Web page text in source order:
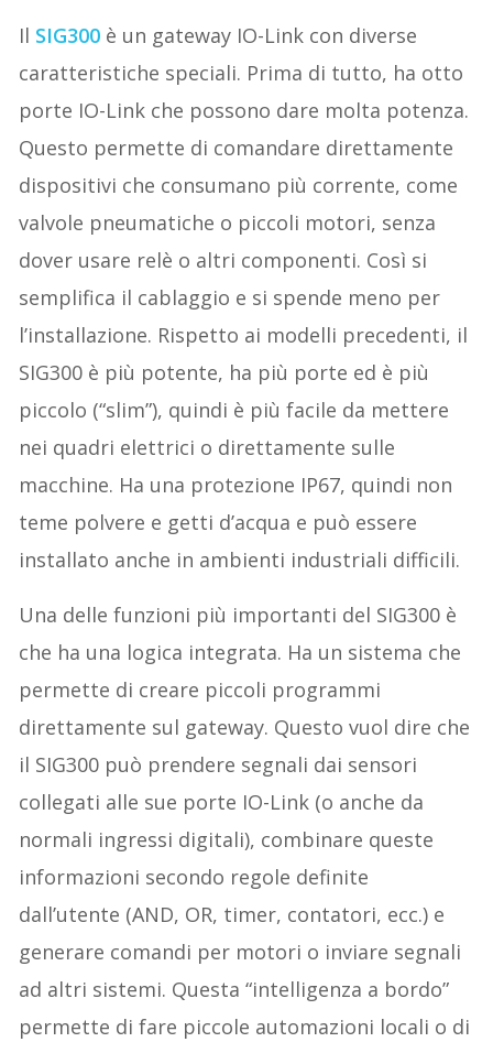
Il SIG300 è un gateway IO-Link con diverse
caratteristiche speciali. Prima di tutto, ha otto
porte IO-Link che possono dare molta potenza.
Questo permette di comandare direttamente
dispositivi che consumano più corrente, come
valvole pneumatiche o piccoli motori, senza
dover usare relè o altri componenti. Così si
semplifica il cablaggio e si spende meno per
l’installazione. Rispetto ai modelli precedenti, il
SIG300 è più potente, ha più porte ed è più
piccolo (“slim”), quindi è più facile da mettere
nei quadri elettrici o direttamente sulle
macchine. Ha una protezione IP67, quindi non
teme polvere e getti d’acqua e può essere
installato anche in ambienti industriali difficili.
Una delle funzioni più importanti del SIG300 è
che ha una logica integrata. Ha un sistema che
permette di creare piccoli programmi
direttamente sul gateway. Questo vuol dire che
il SIG300 può prendere segnali dai sensori
collegati alle sue porte IO-Link (o anche da
normali ingressi digitali), combinare queste
informazioni secondo regole definite
dall’utente (AND, OR, timer, contatori, ecc.) e
generare comandi per motori o inviare segnali
ad altri sistemi. Questa “intelligenza a bordo”
permette di fare piccole automazioni locali o di